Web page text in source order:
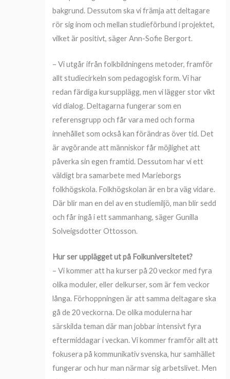
bakgrund. Dessutom ska vi främja att deltagare
rör sig inom och mellan studieförbund i projektet,
vilket är positivt, säger Ann-Sofie Bergort.
– Vi utgår ifrån folkbildningens metoder, framför
allt studiecirkeln som pedagogisk form. Vi har
redan färdiga kursupplägg, men vi lägger stor vikt
vid dialog. Deltagarna fungerar som en
referensgrupp och får vara med och forma
innehållet som också kan förändras över tid. Det
är avgörande att människor får möjlighet att
påverka sin egen framtid. Dessutom har vi ett
väldigt bra samarbete med Marieborgs
folkhögskola. Folkhögskolan är en bra väg vidare.
Där blir man en del av en studiemiljö, man blir sedd
och får ingå i ett sammanhang, säger Gunilla
Solveigsdotter Ottosson.
Hur ser upplägget ut på Folkuniversitetet?
– Vi kommer att ha kurser på 20 veckor med fyra
olika moduler, eller delkurser, som är fem veckor
långa. Förhoppningen är att samma deltagare ska
gå de 20 veckorna. De olika modulerna har
särskilda teman där man jobbar intensivt fyra
eftermiddagar i veckan. Vi kommer framför allt att
fokusera på kommunikativ svenska, hur samhället
fungerar och hur man närmar sig arbetslivet. Men